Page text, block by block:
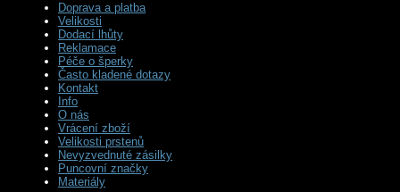
Doprava a platba
Velikosti
Dodací lhůty
Reklamace
Péče o šperky
Často kladené dotazy
Kontakt
Info
O nás
Vrácení zboží
Velikosti prstenů
Nevyzvednuté zásilky
Puncovní značky
Materiály